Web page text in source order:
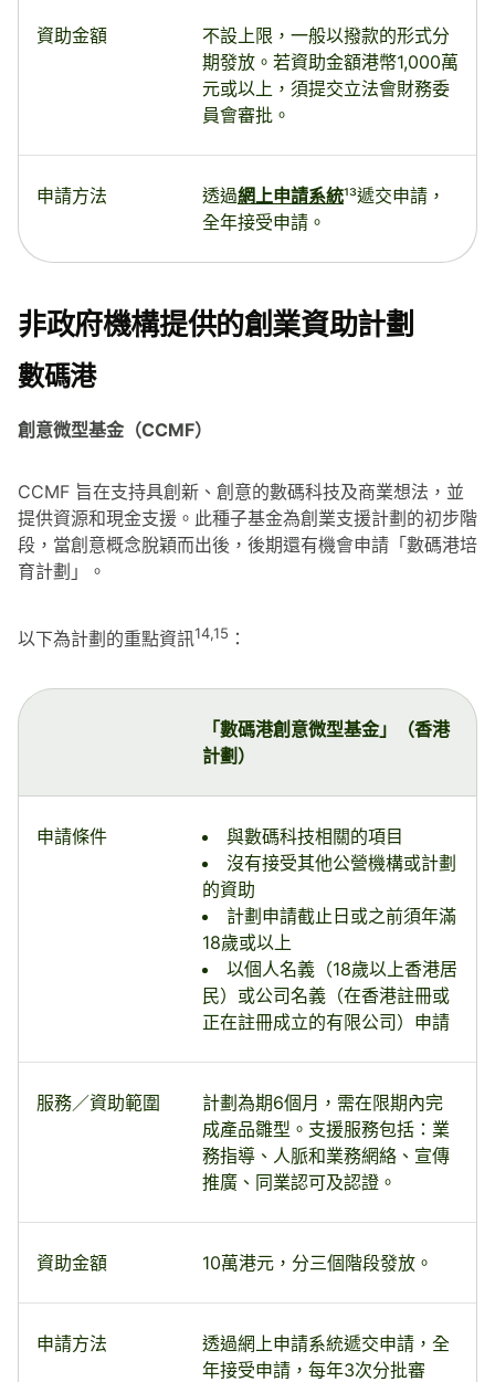
資助金額
不設上限，一般以撥款的形式分
期發放。若資助金額港幣1,000萬
元或以上，須提交立法會財務委
員會審批。
申請方法 透過網上申請系統¹³遞交申請，
全年接受申請。
非政府機構提供的創業資助計劃
數碼港
創意微型基金（CCMF）
CCMF 旨在支持具創新、創意的數碼科技及商業想法，並
提供資源和現金支援。此種子基金為創業支援計劃的初步階
段，當創意概念脫穎而出後，後期還有機會申請「數碼港培
育計劃」。
以下為計劃的重點資訊14,15 ：
「數碼港創意微型基金」（香港
計劃）
申請條件
與數碼科技相關的項目
沒有接受其他公營機構或計劃
的資助
計劃申請截止日或之前須年滿
18歲或以上
以個人名義（18歲以上香港居
民）或公司名義（在香港註冊或
正在註冊成立的有限公司）申請
服務／資助範圍
計劃為期6個月，需在限期內完
成產品雛型。支援服務包括：業
務指導、人脈和業務網絡、宣傳
推廣、同業認可及認證。
資助金額 10萬港元，分三個階段發放。
申請方法
透過網上申請系統遞交申請，全
年接受申請，每年3次分批審